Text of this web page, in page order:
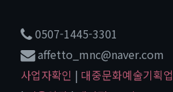
0507-1445-3301
affetto_mnc@naver.com
사업자확인 | 대중문화예술기획업